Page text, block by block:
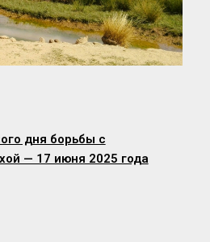
дня борьбы с
— 17 июня 2025 года